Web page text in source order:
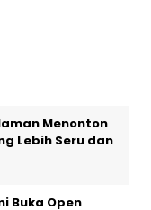
Menonton
Lebih Seru dan
Buka Open